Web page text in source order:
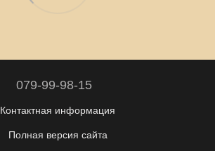
079-99-98-15
Контактная информация
Полная версия сайта